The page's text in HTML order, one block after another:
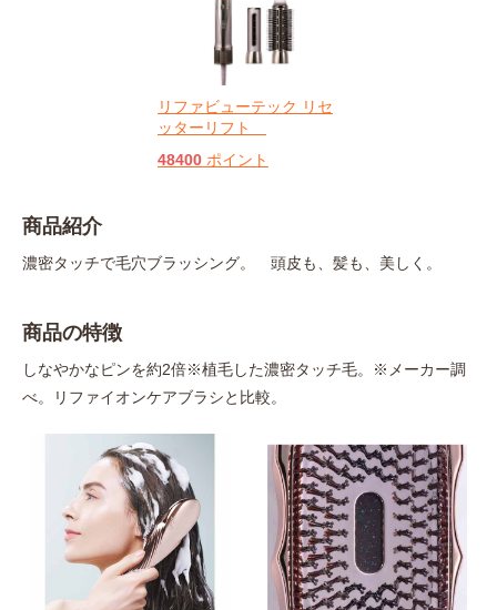
リファビューテック リセ
ッターリフト
48400 ポイント
商品紹介
濃密タッチで毛穴ブラッシング。 頭皮も、髪も、美しく。
商品の特徴
しなやかなピンを約2倍※植毛した濃密タッチ毛。※メーカー調
べ。リファイオンケアブラシと比較。